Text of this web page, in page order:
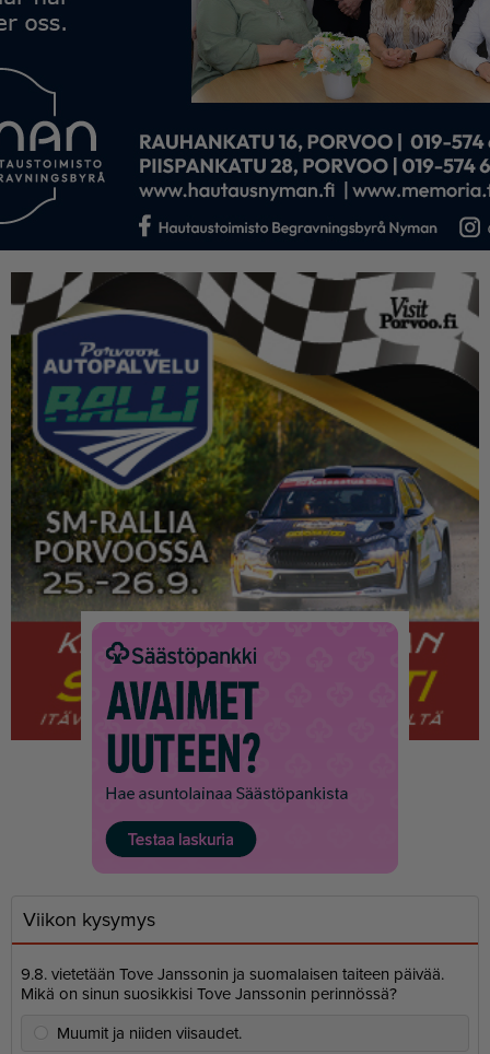
Viikon kysymys
9.8. vietetään Tove Janssonin ja suomalaisen taiteen päivää.
Mikä on sinun suosikkisi Tove Janssonin perinnössä?
Muumit ja niiden viisaudet.